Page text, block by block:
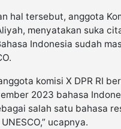
hal tersebut, anggota
menyatakan suka
Indonesia sudah
komisi X DPR RI
2023 bahasa
salah satu bahasa
ucapnya.